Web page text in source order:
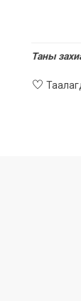
Таны